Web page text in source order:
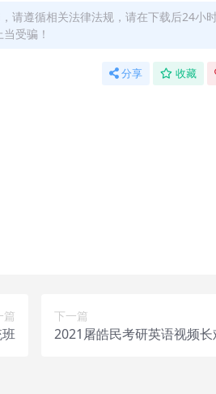
请遵循相关法律法规，请在下载后24小
受骗！
分享 收藏
篇 下一篇
2021屠皓民考研英语视频